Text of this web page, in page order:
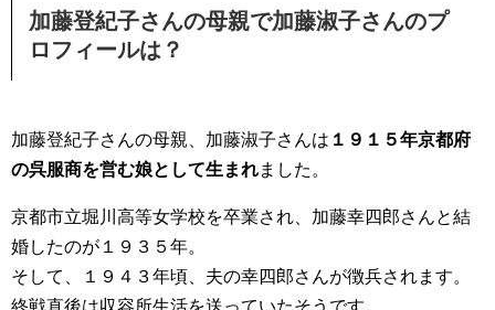
加藤登紀子さんの母親で加藤淑子さんのプ
ロフィールは？
加藤登紀子さんの母親、加藤淑子さんは １９１５年京都府
の呉服商を営む娘として生まれました。
京都市立堀川高等女学校を卒業され、加藤幸四郎さんと結
婚したのが１９３５年。
そして、１９４３年頃、夫の幸四郎さんが徴兵されます。
終戦直後は収容所生活を送っていたそうです。